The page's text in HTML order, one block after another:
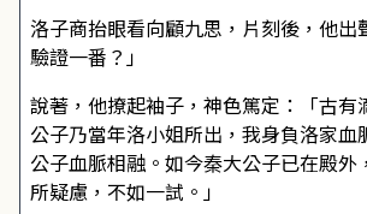
洛子商抬眼看向顧九思，片刻後，他出
驗證一番？」
說著，他撩起袖子，神色篤定：「古有
公子乃當年洛小姐所出，我身負洛家血
公子血脈相融。如今秦大公子已在殿外
所疑慮，不如一試。」